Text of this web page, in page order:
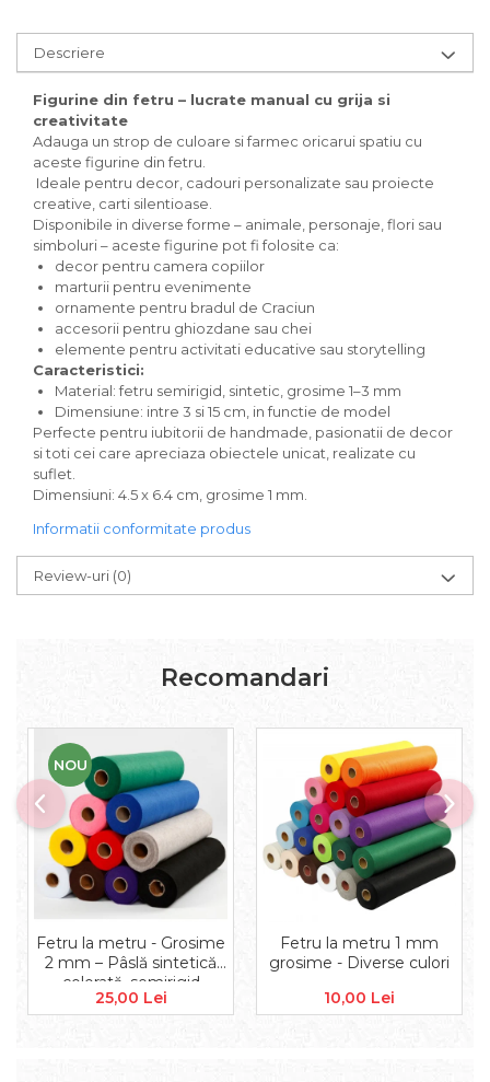
Hartie creponata
Hartie matase
Hartie origami
Hartie reciclata/manuala
Plicuri
Carton
Rame, albume, notesuri
Masti
Forme/Figurine carton
Panglici, snururi, sarma
Dantela
Panglici craciun
Panglici decor
Snur/sfoara/fir
Metal
Aplice decor
Sticla
Platouri
Sticlute
Ustensile, aparate
Cutter, trimmer
Perforatoare
Pistoale de lipit
Traforaj, pirogravura
Ustensile
Polistiren
Ceramica
Accesorii floristica
Hartie creponata
Descriere
Figurine din fetru – lucrate manual cu grija si
creativitate
Adauga un strop de culoare si farmec oricarui spatiu cu
aceste figurine din fetru.
Ideale pentru decor, cadouri personalizate sau proiecte
creative, carti silentioase.
Disponibile in diverse forme – animale, personaje, flori sau
simboluri – aceste figurine pot fi folosite ca:
decor pentru camera copiilor
marturii pentru evenimente
ornamente pentru bradul de Craciun
accesorii pentru ghiozdane sau chei
elemente pentru activitati educative sau storytelling
Caracteristici:
Material: fetru semirigid, sintetic, grosime 1–3 mm
Dimensiune: intre 3 si 15 cm, in functie de model
Perfecte pentru iubitorii de handmade, pasionatii de decor
si toti cei care apreciaza obiectele unicat, realizate cu
suflet.
Dimensiuni: 4.5 x 6.4 cm, grosime 1 mm.
Informatii conformitate produs
Review-uri (0)
Recomandari
NOU
Fetru la metru - Grosime
2 mm – Pâslă sintetică
colorată, semirigid
25,00 Lei
Fetru la metru 1 mm
grosime - Diverse culori
10,00 Lei